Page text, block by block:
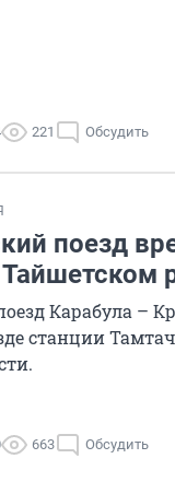
221 Обсудить
поезд
Карабула –
станции
663 Обсудить